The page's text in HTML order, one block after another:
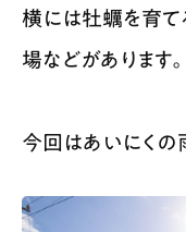
横には牡蠣を育て
場などがあります。
今回はあいにく